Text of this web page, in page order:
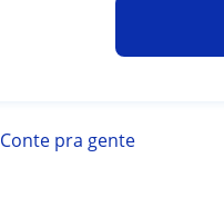
Conte pra gente